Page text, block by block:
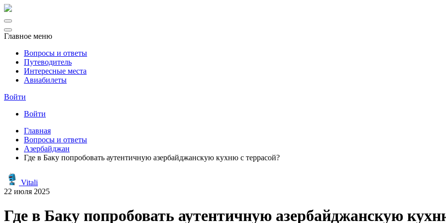
Главное меню
Вопросы и ответы
Путеводитель
Интересные места
Авиабилеты
Войти
Войти
Главная
Вопросы и ответы
Азербайджан
Где в Баку попробовать аутентичную азербайджанскую кухню с террасой?
Vitali
22 июля 2025
Где в Баку попробовать аутентичную азербайджанскую